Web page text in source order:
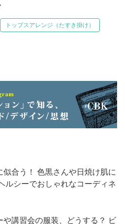
トップスアレンジ（たすき掛け）
似合う！ 色黒さんや日焼け肌に
ルシーでおしゃれなコーディネ
や講習会の服装、どうする？ ビ